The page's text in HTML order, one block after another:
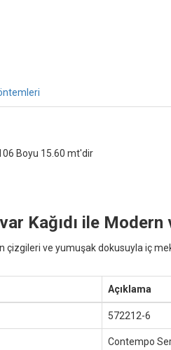
Boyu 15.60 mt'dir
Kağıdı ile Modern
çizgileri ve yumuşak dokusuyla iç
Açıklama
572212-6
Contempo